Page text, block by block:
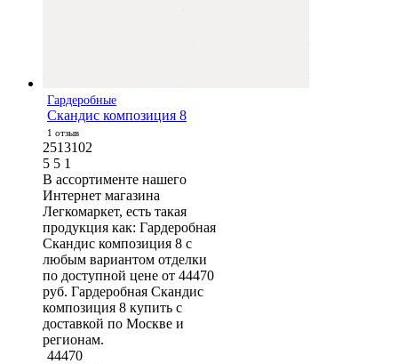
Гардеробные
Скандис композиция 8
1 отзыв
2513102
5 5 1
В ассортименте нашего
Интернет магазина
Легкомаркет, есть такая
продукция как: Гардеробная
Скандис композиция 8 с
любым вариантом отделки
по доступной цене от 44470
руб. Гардеробная Скандис
композиция 8 купить с
доставкой по Москве и
регионам.
44470